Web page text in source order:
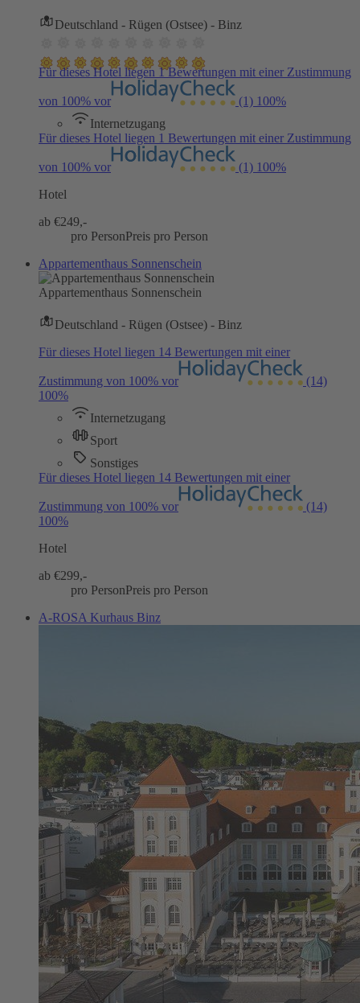
Deutschland - Rügen (Ostsee) - Binz
Für dieses Hotel liegen 1 Bewertungen mit einer Zustimmung
von 100% vor (1) 100%
Internetzugang
Für dieses Hotel liegen 1 Bewertungen mit einer Zustimmung
von 100% vor (1) 100%
Hotel
ab €249,-
pro PersonPreis pro Person
Appartementhaus Sonnenschein
Appartementhaus Sonnenschein
Deutschland - Rügen (Ostsee) - Binz
Für dieses Hotel liegen 14 Bewertungen mit einer
Zustimmung von 100% vor
(14)
100%
Internetzugang
Sport
Sonstiges
Für dieses Hotel liegen 14 Bewertungen mit einer
Zustimmung von 100% vor
(14)
100%
Hotel
ab €299,-
pro PersonPreis pro Person
A-ROSA Kurhaus Binz